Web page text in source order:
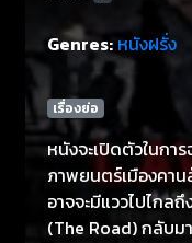
Genres: หนังฝรั่ง
เรื่องย่อ
หนังจะเปิดตัวในกา
ภาพยนตร์เมืองคา
อาจจะมีแววไปไกล
(The Road) กลับม